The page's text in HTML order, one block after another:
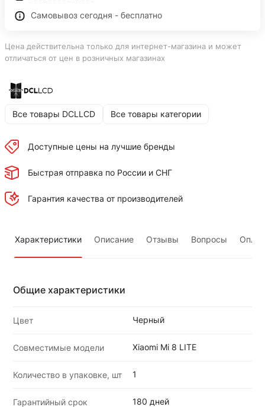
Самовывоз сегодня - бесплатно
Цена действительна только для интернет-магазина и может
отличаться от цен в розничных магазинах
Все товары DCLLCD Все товары категории
Доступные цены на лучшие бренды
Быстрая отправка по России и СНГ
Гарантия качества от производителей
Характеристики Описание Отзывы Вопросы
Общие характеристики
Цвет Черный
Совместимые модели Xiaomi Mi 8 LITE
Количество в упаковке, шт 1
Гарантийный срок 180 дней